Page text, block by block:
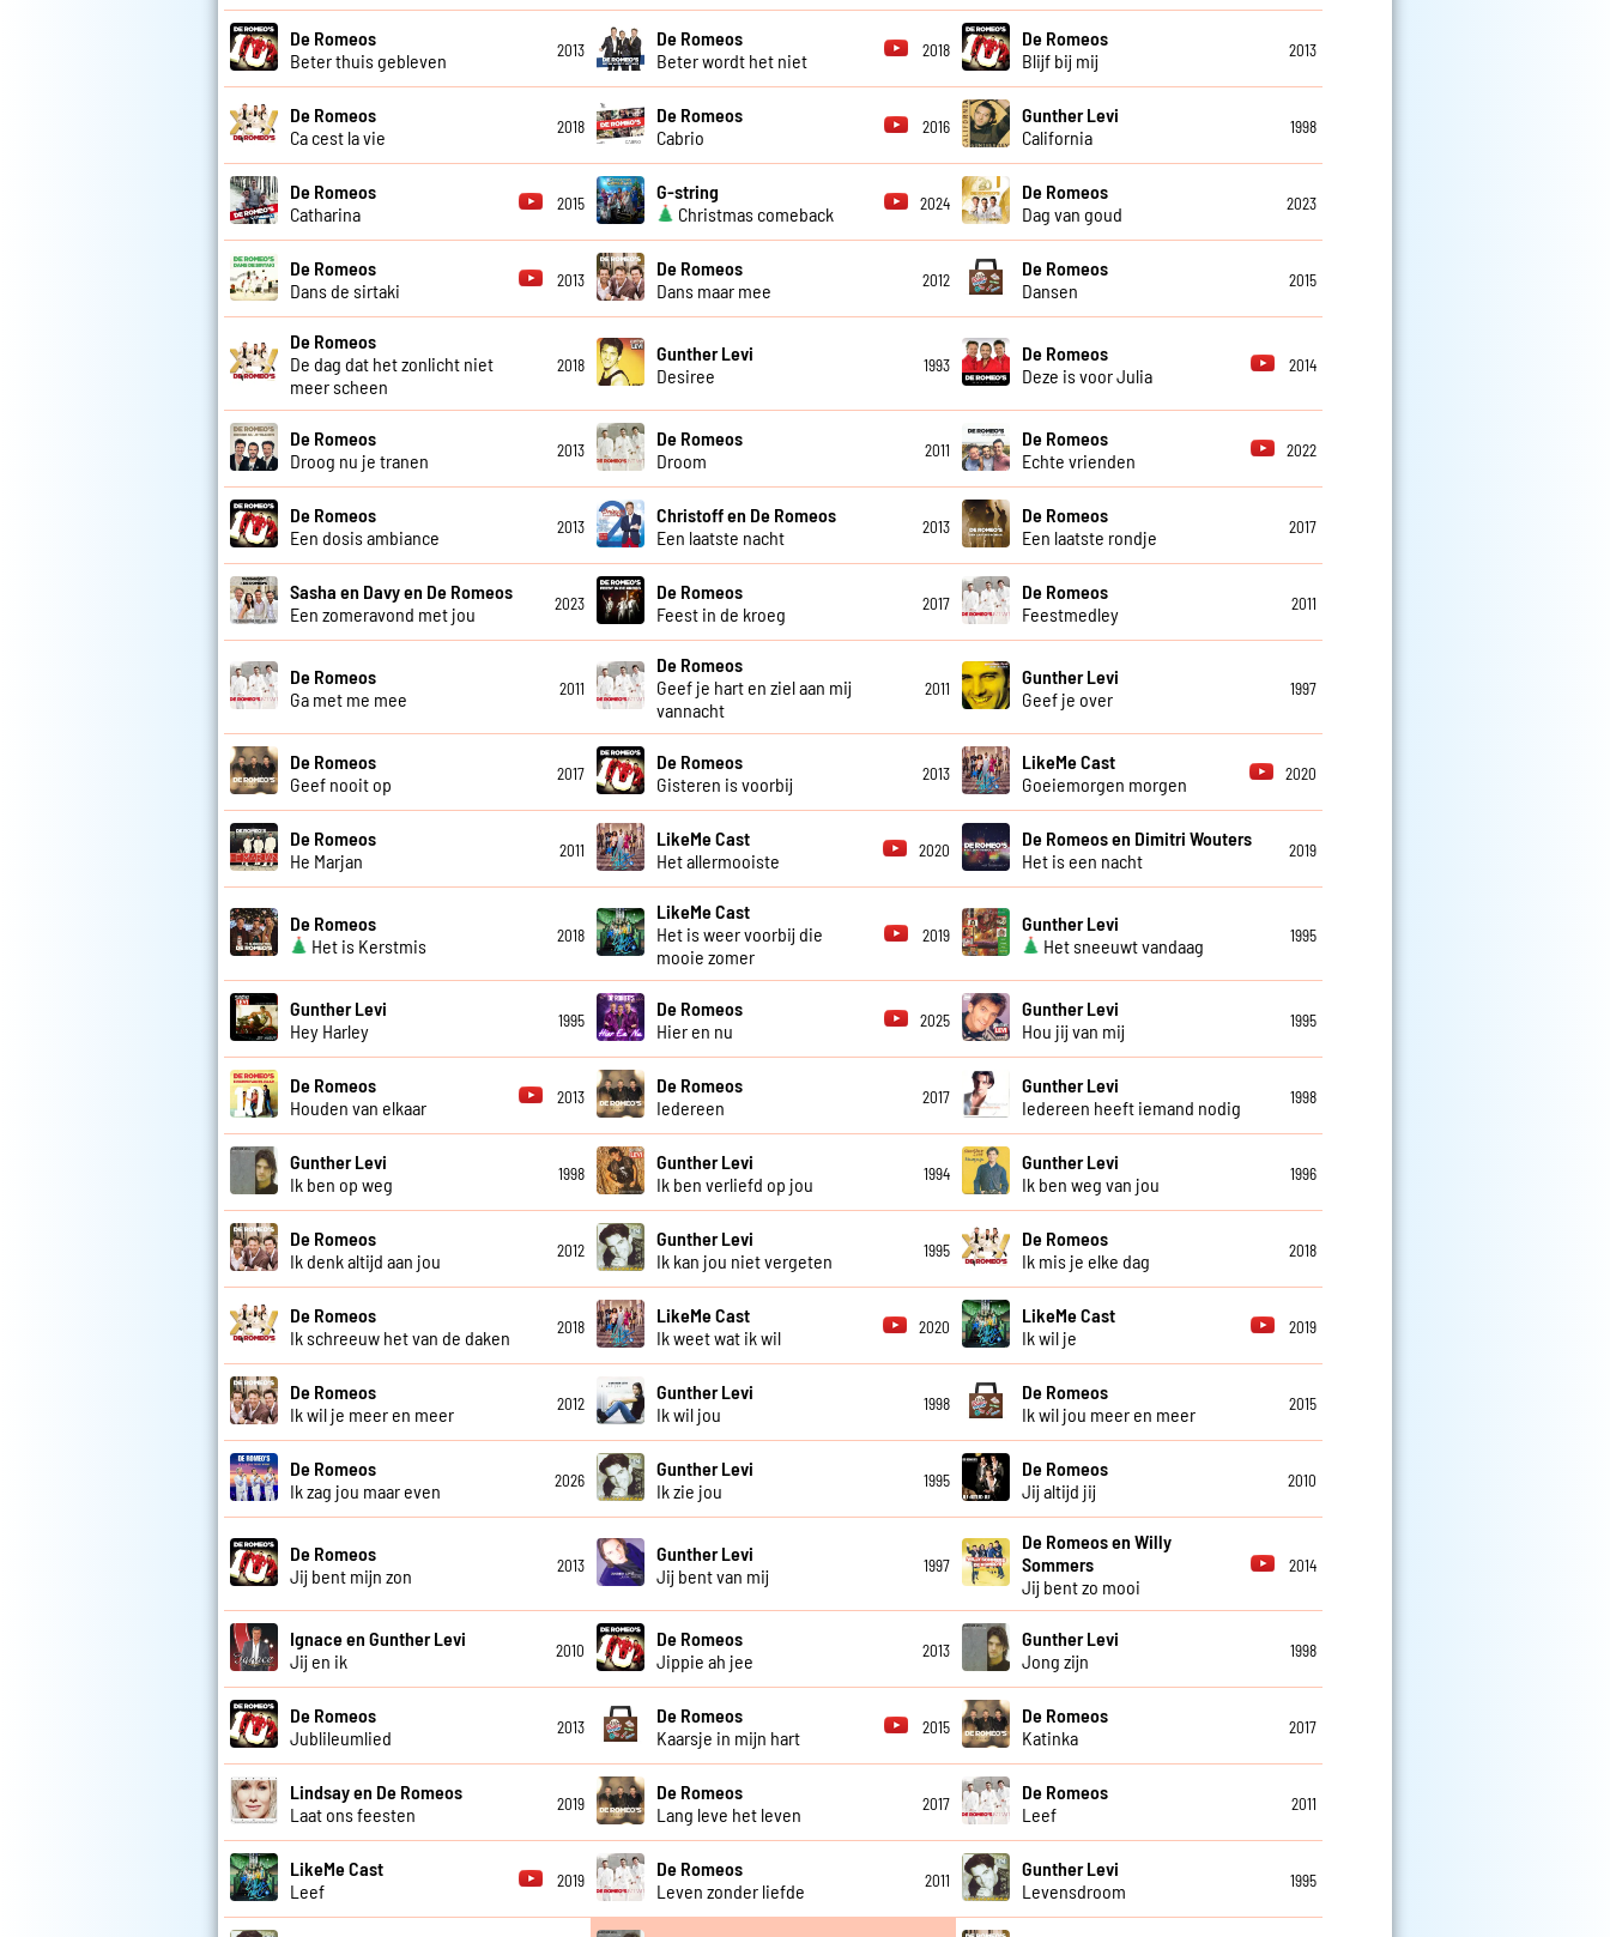
De Romeos
Beter thuis gebleven
2013
De Romeos
Beter wordt het niet
2018
De Romeos
Blijf bij mij
2013
De Romeos
Ca cest la vie
2018
De Romeos
Cabrio
2016
Gunther Levi
California
1998
De Romeos
Catharina
2015
G-string
Christmas comeback
2024
De Romeos
Dag van goud
2023
De Romeos
Dans de sirtaki
2013
De Romeos
Dans maar mee
2012
De Romeos
Dansen
2015
De Romeos
De dag dat het zonlicht niet
meer scheen
2018
Gunther Levi
Desiree
1993
De Romeos
Deze is voor Julia
2014
De Romeos
Droog nu je tranen
2013
De Romeos
Droom
2011
De Romeos
Echte vrienden
2022
De Romeos
Een dosis ambiance
2013
Christoff en De Romeos
Een laatste nacht
2013
De Romeos
Een laatste rondje
2017
Sasha en Davy en De Romeos
Een zomeravond met jou
2023
De Romeos
Feest in de kroeg
2017
De Romeos
Feestmedley
2011
De Romeos
Ga met me mee
2011
De Romeos
Geef je hart en ziel aan mij
vannacht
2011
Gunther Levi
Geef je over
1997
De Romeos
Geef nooit op
2017
De Romeos
Gisteren is voorbij
2013
LikeMe Cast
Goeiemorgen morgen
2020
De Romeos
He Marjan
2011
LikeMe Cast
Het allermooiste
2020
De Romeos en Dimitri Wouters
Het is een nacht
2019
De Romeos
Het is Kerstmis
2018
LikeMe Cast
Het is weer voorbij die
mooie zomer
2019
Gunther Levi
Het sneeuwt vandaag
1995
Gunther Levi
Hey Harley
1995
De Romeos
Hier en nu
2025
Gunther Levi
Hou jij van mij
1995
De Romeos
Houden van elkaar
2013
De Romeos
Iedereen
2017
Gunther Levi
Iedereen heeft iemand nodig
1998
Gunther Levi
Ik ben op weg
1998
Gunther Levi
Ik ben verliefd op jou
1994
Gunther Levi
Ik ben weg van jou
1996
De Romeos
Ik denk altijd aan jou
2012
Gunther Levi
Ik kan jou niet vergeten
1995
De Romeos
Ik mis je elke dag
2018
De Romeos
Ik schreeuw het van de daken
2018
LikeMe Cast
Ik weet wat ik wil
2020
LikeMe Cast
Ik wil je
2019
De Romeos
Ik wil je meer en meer
2012
Gunther Levi
Ik wil jou
1998
De Romeos
Ik wil jou meer en meer
2015
De Romeos
Ik zag jou maar even
2026
Gunther Levi
Ik zie jou
1995
De Romeos
Jij altijd jij
2010
De Romeos
Jij bent mijn zon
2013
Gunther Levi
Jij bent van mij
1997
De Romeos en Willy
Sommers
Jij bent zo mooi
2014
Ignace en Gunther Levi
Jij en ik
2010
De Romeos
Jippie ah jee
2013
Gunther Levi
Jong zijn
1998
De Romeos
Jublileumlied
2013
De Romeos
Kaarsje in mijn hart
2015
De Romeos
Katinka
2017
Lindsay en De Romeos
Laat ons feesten
2019
De Romeos
Lang leve het leven
2017
De Romeos
Leef
2011
LikeMe Cast
Leef
2019
De Romeos
Leven zonder liefde
2011
Gunther Levi
Levensdroom
1995